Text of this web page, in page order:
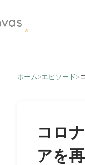
ホーム>エピソード>
コロ
アを